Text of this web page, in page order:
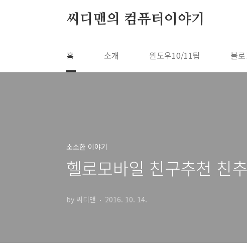
씨디맨의 컴퓨터이야기
홈 소개 윈도우10/11팁 블
소소한 이야기
헬로모바일 친구추천 친
by 씨디맨 2016. 10. 14.